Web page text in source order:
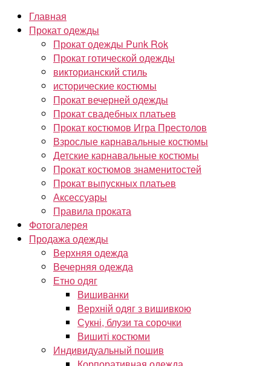
Главная
Прокат одежды
Прокат одежды Punk Rok
Прокат готической одежды
викторианский стиль
исторические костюмы
Прокат вечерней одежды
Прокат свадебных платьев
Прокат костюмов Игра Престолов
Взрослые карнавальные костюмы
Детские карнавальные костюмы
Прокат костюмов знаменитостей
Прокат выпускных платьев
Аксессуары
Правила проката
Фотогалерея
Продажа одежды
Верхняя одежда
Вечерняя одежда
Етно одяг
Вишиванки
Верхній одяг з вишивкою
Сукні, блузи та сорочки
Вишиті костюми
Индивидуальный пошив